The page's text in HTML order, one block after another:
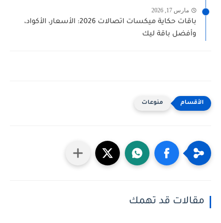
مارس 17, 2026
باقات حكاية ميكسات اتصالات 2026: الأسعار، الأكواد،
وأفضل باقة ليك
منوعات
مقالات قد تهمك